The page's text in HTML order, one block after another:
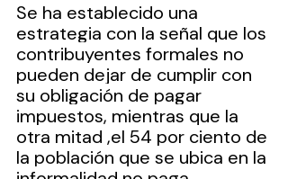
Se ha establecido una
estrategia con la señal que los
contribuyentes formales no
pueden dejar de cumplir con
su obligación de pagar
impuestos, mientras que la
otra mitad ,el 54 por ciento de
la población que se ubica en la